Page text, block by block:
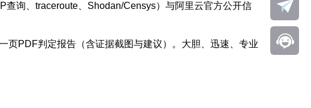
查询、traceroute、Shodan/Censys）与阿里云官方公开信
页PDF判定报告（含证据截图与建议）。大胆、迅速、专业